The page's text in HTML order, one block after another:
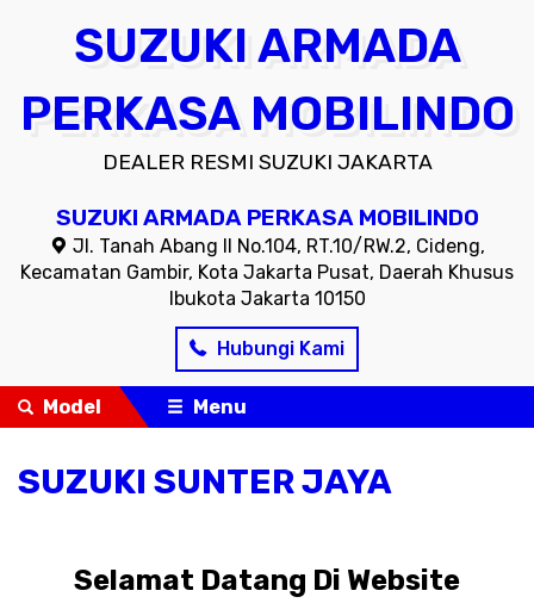
SUZUKI ARMADA
PERKASA MOBILINDO
DEALER RESMI SUZUKI JAKARTA
SUZUKI ARMADA PERKASA MOBILINDO
Jl. Tanah Abang II No.104, RT.10/RW.2, Cideng,
Kecamatan Gambir, Kota Jakarta Pusat, Daerah Khusus
Ibukota Jakarta 10150
Hubungi Kami
Model Menu
SUZUKI SUNTER JAYA
Selamat Datang Di Website